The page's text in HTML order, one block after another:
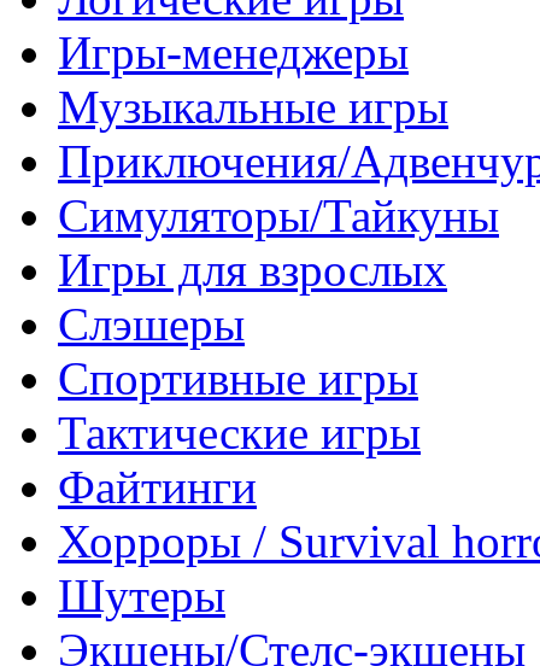
Игры-менеджеры
Музыкальные игры
Приключения/
Симуляторы/Тайкуны
Игры для взрослых
Слэшеры
Спортивные игры
Тактические игры
Файтинги
Хорроры / Survival
Шутеры
Экшены/Стелс-экшены